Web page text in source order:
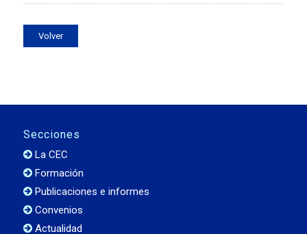
Volver
Secciones
La CEC
Formación
Publicaciones e informes
Convenios
Actualidad